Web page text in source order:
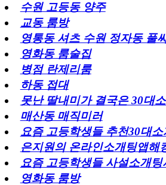
수원 고등동 양주
교동 룸방
영통동 셔츠 수원 정자동 풀
영화동 룸술집
병점 란제리룸
하동 접대
못난 딸내미가 결국은 30대
매산동 매직미러
요즘 고등학생들 추천30대
은지원의 온라인소개팅앱해
요즘 고등학생들 사설소개
영화동 룸방